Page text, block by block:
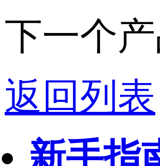
下一个产
返回列表
新手指